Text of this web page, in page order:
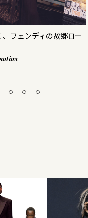
フェンディの故郷ロー